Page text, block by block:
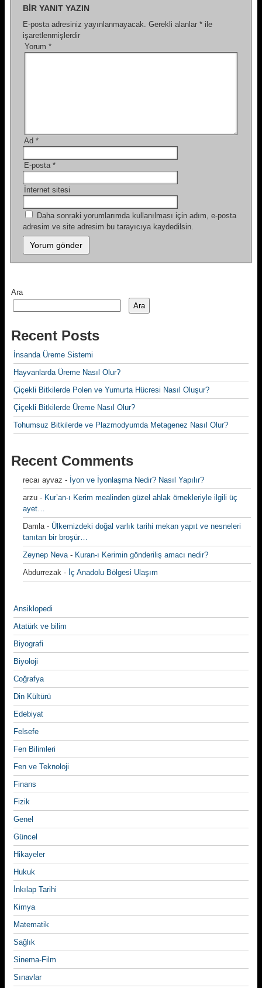
BIR YANIT YAZIN
E-posta adresiniz yayınlanmayacak. Gerekli alanlar * ile
işaretlenmişlerdir
Yorum *
Ad *
E-posta *
İnternet sitesi
Daha sonraki yorumlarımda kullanılması için adım, e-posta
adresim ve site adresim bu tarayıcıya kaydedilsin.
Ara
Ara
Recent Posts
İnsanda Üreme Sistemi
Hayvanlarda Üreme Nasıl Olur?
Çiçekli Bitkilerde Polen ve Yumurta Hücresi Nasıl Oluşur?
Çiçekli Bitkilerde Üreme Nasıl Olur?
Tohumsuz Bitkilerde ve Plazmodyumda Metagenez Nasıl Olur?
Recent Comments
recaı ayvaz - İyon ve İyonlaşma Nedir? Nasıl Yapılır?
arzu - Kur’an-ı Kerim mealinden güzel ahlak örnekleriyle ilgili üç
ayet…
Damla- Ülkemizdeki doğal varlık tarihi mekan yapıt ve nesneleri
tanıtan bir broşür…
Zeynep Neva- Kuran-ı Kerimin gönderiliş amacı nedir?
Abdurrezak - İç Anadolu Bölgesi Ulaşım
Ansiklopedi
Atatürk ve bilim
Biyografi
Biyoloji
Coğrafya
Din Kültürü
Edebiyat
Felsefe
Fen Bilimleri
Fen ve Teknoloji
Finans
Fizik
Genel
Güncel
Hikayeler
Hukuk
İnkılap Tarihi
Kimya
Matematik
Sağlık
Sinema-Film
Sınavlar